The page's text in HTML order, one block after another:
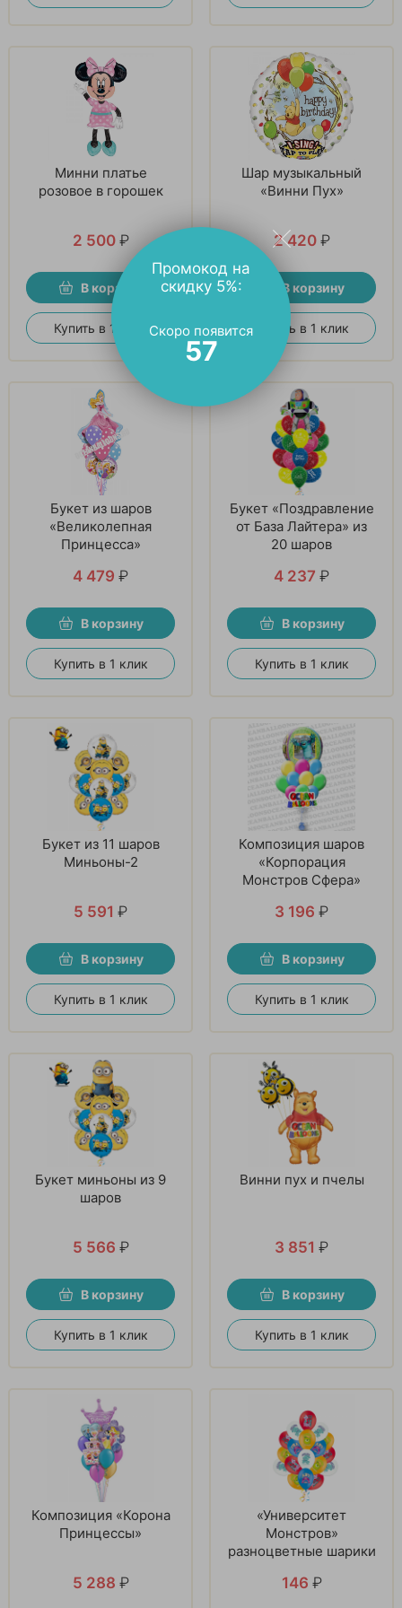
Минни платье
розовое в горошек
2 500 ₽
В корзину
Купить в 1 клик
Шар музыкальный
«Винни Пух»
2 420 ₽
В корзину
Купить в 1 клик
Букет из шаров
«Великолепная
Принцесса»
4 479 ₽
В корзину
Купить в 1 клик
Букет «Поздравление
от База Лайтера» из
20 шаров
4 237 ₽
В корзину
Купить в 1 клик
Букет из 11 шаров
Миньоны-2
5 591 ₽
В корзину
Купить в 1 клик
Композиция шаров
«Корпорация
Монстров Сфера»
3 196 ₽
В корзину
Купить в 1 клик
Букет миньоны из 9
шаров
5 566 ₽
В корзину
Купить в 1 клик
Винни пух и пчелы
3 851 ₽
В корзину
Купить в 1 клик
Композиция «Корона
Принцессы»
5 288 ₽
«Университет
Монстров»
разноцветные шарики
146 ₽
Промокод на
скидку 5%:
Скоро появится
56